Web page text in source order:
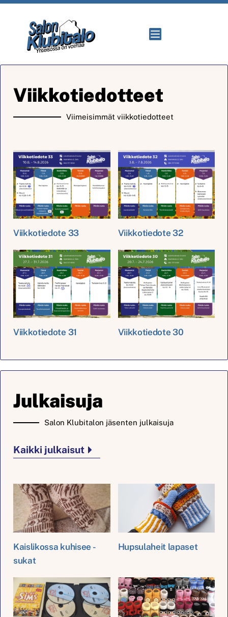
Viikkotiedotteet
Viimeisimmät viikkotiedotteet​
Viikkotiedote 33 Viikkotiedote 32
Viikkotiedote 31 Viikkotiedote 30
Julkaisuja
Salon Klubitalon jäsenten julkaisuja
Kaikki julkaisut
Kaislikossa kuhisee -
sukat
Hupsulaheit lapaset